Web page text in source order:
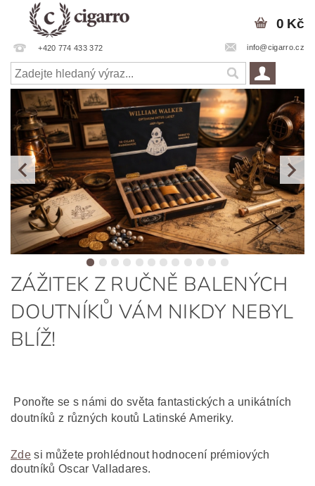
+420 774 433 372 info@cigarro.cz
0 Kč
ZÁŽITEK Z RUČNĚ BALENÝCH
DOUTNÍKŮ VÁM NIKDY NEBYL
BLÍŽ!
Ponořte se s námi do světa fantastických a unikátních
doutníků z různých koutů Latinské Ameriky.
Zdesi můžete prohlédnout hodnocení prémiových
doutníků Oscar Valladares.